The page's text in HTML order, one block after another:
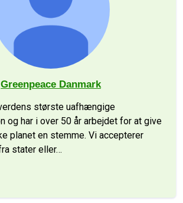
Greenpeace Danmark
største uafhængige
og har i over 50 år arbejdet for at give
planet en stemme. Vi accepterer
stater eller…